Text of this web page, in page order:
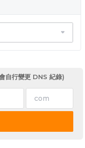
自行變更 DNS 紀錄)